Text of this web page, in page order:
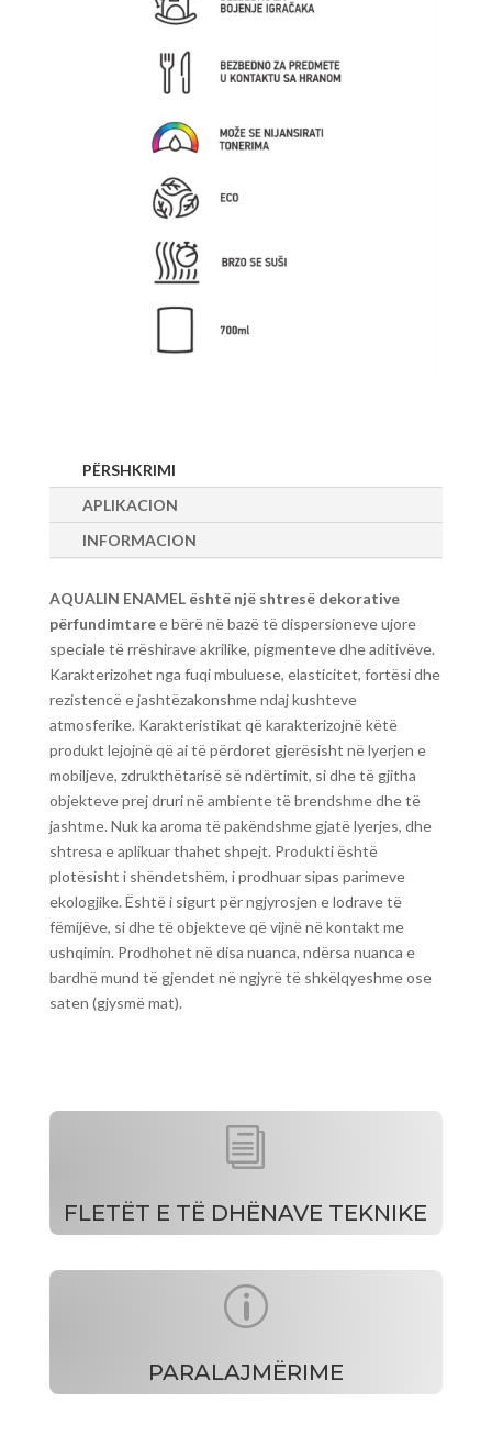
PËRSHKRIMI
APLIKACION
INFORMACION
AQUALIN ENAMEL është një shtresë dekorative
përfundimtaree bërë në bazë të dispersioneve ujore
speciale të rrëshirave akrilike, pigmenteve dhe aditivëve.
Karakterizohet nga fuqi mbuluese, elasticitet, fortësi dhe
rezistencë e jashtëzakonshme ndaj kushteve
atmosferike. Karakteristikat që karakterizojnë këtë
produkt lejojnë që ai të përdoret gjerësisht në lyerjen e
mobiljeve, zdrukthëtarisë së ndërtimit, si dhe të gjitha
objekteve prej druri në ambiente të brendshme dhe të
jashtme. Nuk ka aroma të pakëndshme gjatë lyerjes, dhe
shtresa e aplikuar thahet shpejt. Produkti është
plotësisht i shëndetshëm, i prodhuar sipas parimeve
ekologjike. Është i sigurt për ngjyrosjen e lodrave të
fëmijëve, si dhe të objekteve që vijnë në kontakt me
ushqimin. Prodhohet në disa nuanca, ndërsa nuanca e
bardhë mund të gjendet në ngjyrë të shkëlqyeshme ose
saten (gjysmë mat).
i
FLETËT E TË DHËNAVE TEKNIKE
p
PARALAJMËRIME